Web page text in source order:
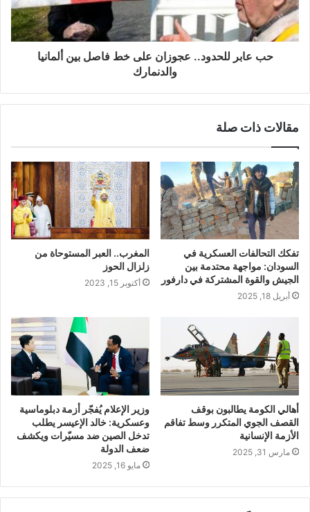
حب عابر للحدود.. عجوزان على خط فاصل بين ألمانيا
والدنمارك
مقالات ذات صلة
تفكك التحالفات العسكرية في
السودان: مواجهة محتدمة بين
الجيش والقوة المشتركة في دارفور
أبريل 18, 2025
المغرب.. العبر المستوحاة من
زلزال الحوز
أكتوبر 15, 2023
أهالي الكومة يطالبون بوقف
القصف الجوي المتكرر وسط تفاقم
الأزمة الإنسانية
مارس 31, 2025
وزير الإعلام يُفجّر أزمة دبلوماسية
وعسكرية: خالد الإعيسر يطلب
تدخل الصين ضد مسيّرات ويكشف
ضعف الدولة
مايو 16, 2025